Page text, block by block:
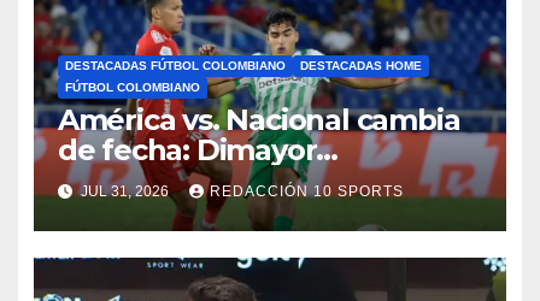
DESTACADAS FÚTBOL COLOMBIANO
DESTACADAS HOME
FÚTBOL COLOMBIANO
América vs. Nacional cambia
de fecha: Dimayor
reprogramó el clásico por
motivos de seguridad
JUL 31, 2026 REDACCIÓN 10 SPORTS